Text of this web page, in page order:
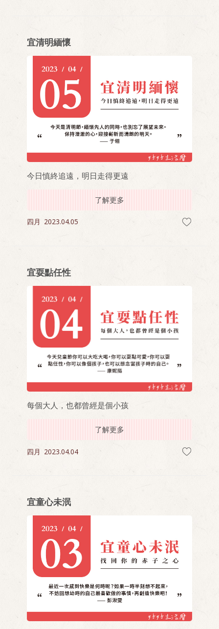
宜清明緬懷
今日慎終追遠，明日走得更遠
了解更多
四月 2023.04.05
宜耍點任性
每個大人，也都曾經是個小孩
了解更多
四月 2023.04.04
宜童心未泯